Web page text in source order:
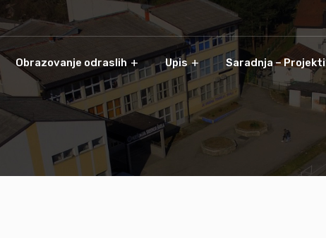
Obrazovanje odraslih Upis Saradnja – Projekti